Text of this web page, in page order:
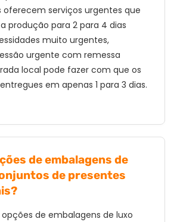
oferecem serviços urgentes que
produção para 2 para 4 dias
muito urgentes,
urgente com remessa
local pode fazer com que os
em apenas 1 para 3 dias.
de embalagens de
de presentes
de embalagens de luxo